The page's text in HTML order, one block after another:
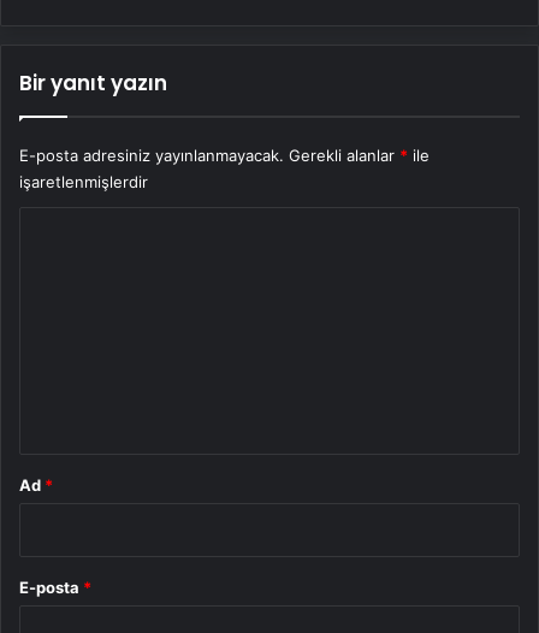
Bir yanıt yazın
E-posta adresiniz yayınlanmayacak. Gerekli alanlar * ile
işaretlenmişlerdir
Ad *
E-posta *